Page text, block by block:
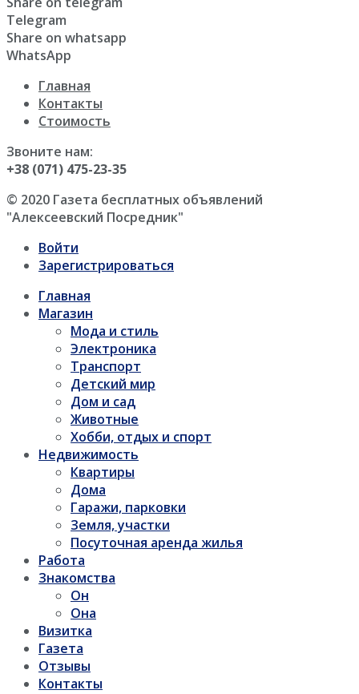
Telegram
Share on whatsapp
WhatsApp
Главная
Контакты
Стоимость
Звоните нам:
+38 (071) 475-23-35
© 2020 Газета бесплатных объявлений
"Алексеевский Посредник"
Войти
Зарегистрироваться
Главная
Магазин
Мода и стиль
Электроника
Транспорт
Детский мир
Дом и сад
Животные
Хобби, отдых и спорт
Недвижимость
Квартиры
Дома
Гаражи, парковки
Земля, участки
Посуточная аренда жилья
Работа
Знакомства
Он
Она
Визитка
Газета
Отзывы
Контакты